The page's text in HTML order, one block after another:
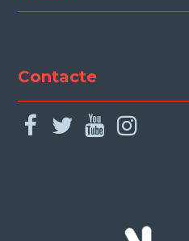
Contacte
facebook
twitteryoutube